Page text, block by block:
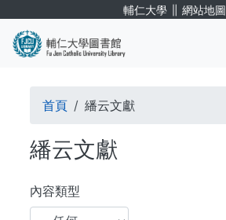
輔仁大學 ∥ 網站地圖
導
連
結
首頁 繙云文獻
繙云文獻
內容類型